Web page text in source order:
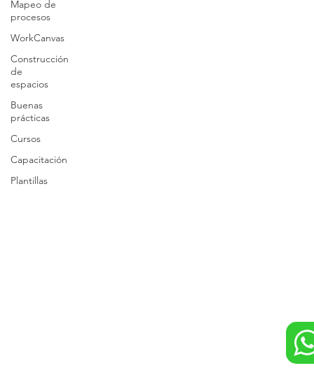
Mapeo de
procesos
WorkCanvas
Construcción
de
espacios
Buenas
prácticas
Cursos
Capacitación
Plantillas